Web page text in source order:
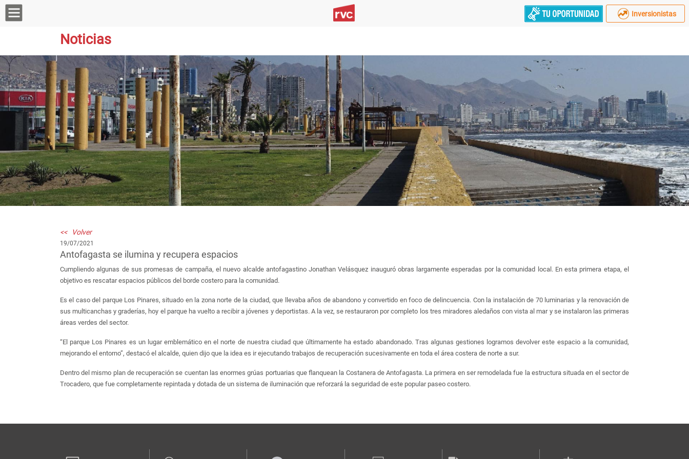
Inversionistas
Noticias
<< Volver
19/07/2021
Antofagasta se ilumina y recupera espacios
Cumpliendo algunas de sus promesas de campaña, el nuevo alcalde antofagastino Jonathan Velásquez inauguró obras largamente esperadas por la comunidad local. En esta primera etapa, el
objetivo es rescatar espacios públicos del borde costero para la comunidad.
Es el caso del parque Los Pinares, situado en la zona norte de la ciudad, que llevaba años de abandono y convertido en foco de delincuencia. Con la instalación de 70 luminarias y la renovación de
sus multicanchas y graderías, hoy el parque ha vuelto a recibir a jóvenes y deportistas. A la vez, se restauraron por completo los tres miradores aledaños con vista al mar y se instalaron las primeras
áreas verdes del sector.
“El parque Los Pinares es un lugar emblemático en el norte de nuestra ciudad que últimamente ha estado abandonado. Tras algunas gestiones logramos devolver este espacio a la comunidad,
mejorando el entorno”, destacó el alcalde, quien dijo que la idea es ir ejecutando trabajos de recuperación sucesivamente en toda el área costera de norte a sur.
Dentro del mismo plan de recuperación se cuentan las enormes grúas portuarias que flanquean la Costanera de Antofagasta. La primera en ser remodelada fue la estructura situada en el sector de
Trocadero, que fue completamente repintada y dotada de un sistema de iluminación que reforzará la seguridad de este popular paseo costero.